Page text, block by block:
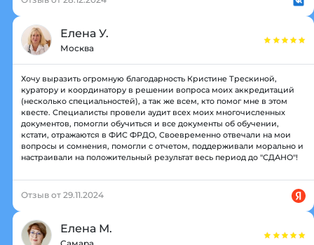
Елена У.
Москва
Хочу выразить огромную благодарность Кристине Трескиной,
куратору и координатору в решении вопроса моих аккредитаций
(несколько специальностей), а так же всем, кто помог мне в этом
квесте. Специалисты провели аудит всех моих многочисленных
документов, помогли обучиться и все документы об обучении,
кстати, отражаются в ФИС ФРДО, Своевременно отвечали на мои
вопросы и сомнения, помогли с отчетом, поддерживали морально и
настраивали на положительный результат весь период до "СДАНО"!
Отзыв от 29.11.2024
Елена М.